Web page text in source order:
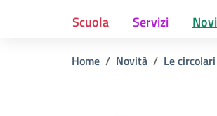
Scuola Servizi
Home Novità Le circolari